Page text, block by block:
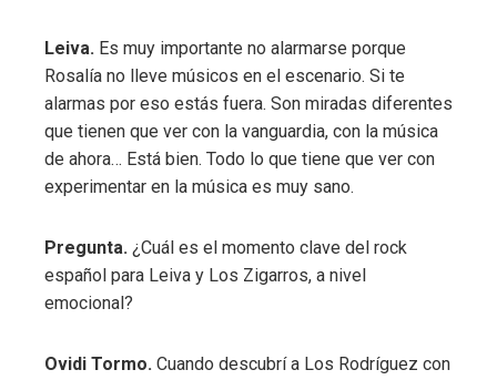
Leiva. Es muy importante no alarmarse porque
Rosalía no lleve músicos en el escenario. Si te
alarmas por eso estás fuera. Son miradas diferentes
que tienen que ver con la vanguardia, con la música
de ahora… Está bien. Todo lo que tiene que ver con
experimentar en la música es muy sano.
Pregunta. ¿Cuál es el momento clave del rock
español para Leiva y Los Zigarros, a nivel
emocional?
Ovidi Tormo. Cuando descubrí a Los Rodríguez con